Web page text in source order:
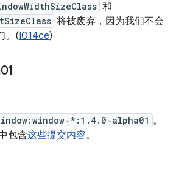
和
将被废弃，因为我们不会
。(I014ce)
*:1.4.0-alpha01 。
包含这些提交内容。